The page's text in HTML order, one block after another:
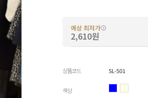
예상 최저가
2,610원
상품코드 SL-501
색상